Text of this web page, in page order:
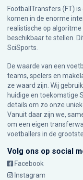
FootballTransfers (FT)
komen in de enorme
realistische op
beschikbaar te stellen.
SciSports
De waarde van een
teams, spelers en
ze waard zijn. Wij
huidige en toekomstige
details om zo onze
Vanuit daar zijn we,
om een eigen
voetballers in de
Volg ons op social
Facebook
Instagram